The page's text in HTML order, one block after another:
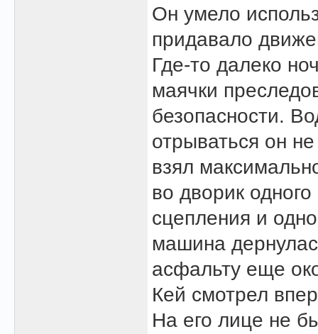
Он умело
придавало
Где-то далеко
маячки
безопасности.
отрываться он
взял
во дворик
сцепления и
машина
асфальту еще
Кей смотрел
На его лице не